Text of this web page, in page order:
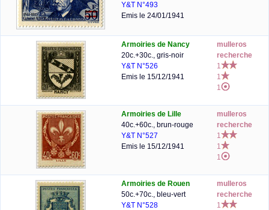
Y&T N°493
Emis le 24/01/1941
Armoiries de Nancy
20c.+30c., gris-noir
Y&T N°526
Emis le 15/12/1941
mulleros
recherche
1
1
1
Armoiries de Lille
40c.+60c., brun-rouge
Y&T N°527
Emis le 15/12/1941
mulleros
recherche
1
1
1
Armoiries de Rouen
50c.+70c., bleu-vert
Y&T N°528
mulleros
recherche
1